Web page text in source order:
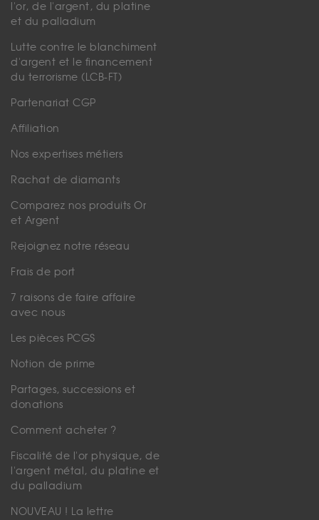
l'or, de l'argent, du platine
et du palladium
Lutte contre le blanchiment
d'argent et le financement
du terrorisme (LCB-FT)
Partenariat CGP
Affiliation
Nos expertises métiers
Rachat de diamants
Comparez nos produits Or
et Argent
Rejoignez notre réseau
Frais de port
7 raisons de faire affaire
avec nous
Les pièces PCGS
Notion de prime
Partages, successions et
donations
Comment acheter ?
Fiscalité de l'or physique, de
l'argent métal, du platine et
du palladium
NOUVEAU ! La lettre